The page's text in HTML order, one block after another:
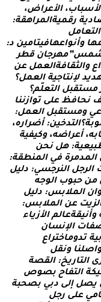
باب، العراض،
ة رقميةالمراهقة:
امل
وأن واعهافيتامين د:
”مهرجان قط ر
الثقافةالعمل عن
لنتاجية الع مل؟
تقبل التعلم؟
حا فظ على توا زننا
ومستقبل الع مل:
؟التدخين: أض راره،
أعر اضه، وكي فية
ية: هل نحن
دمرة في الم نطقة:
جل النر جسي: دليل
حبو ب الو جه
الم لبس: دليل
عن الم لبس:
يقةعالم الزياء
ت الن سان
تدو ماختراع
لنا ونق ل
لتا ريخ: القصة
التفاح بص وص
ل إلى دبي بص حبة
على رجل